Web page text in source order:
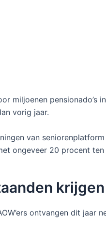
miljoenen pensionado’s
vorig jaar.
van
ongeveer 20 procent
ontvangen dit jaar